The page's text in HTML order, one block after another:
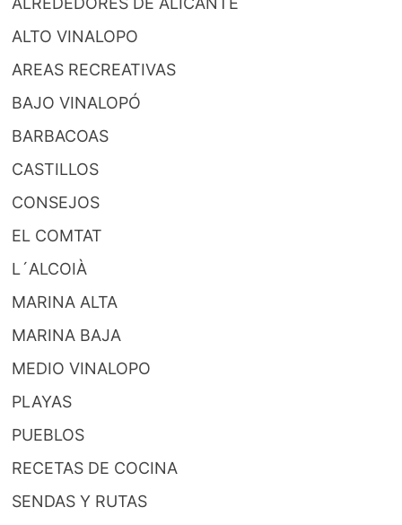
ALTO VINALOPO
AREAS RECREATIVAS
BAJO VINALOPÓ
BARBACOAS
CASTILLOS
CONSEJOS
EL COMTAT
L´ALCOIÀ
MARINA ALTA
MARINA BAJA
MEDIO VINALOPO
PLAYAS
PUEBLOS
RECETAS DE COCINA
SENDAS Y RUTAS